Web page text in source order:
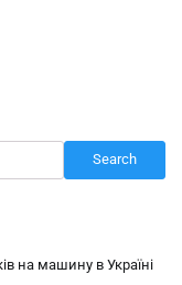
Search
на машину в Україні